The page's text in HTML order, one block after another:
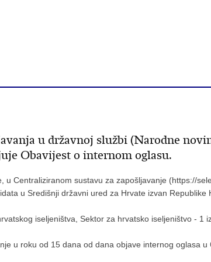
u državnoj službi (Narodne
Obavijest o internom oglasu.
Centraliziranom sustavu za zapošljavanje (https://
u Središnji državni ured za Hrvate izvan Republike
iseljeništva, Sektor za hrvatsko iseljeništvo - 1
u roku od 15 dana od dana objave internog oglasa u